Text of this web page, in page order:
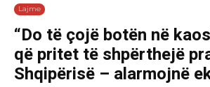
Lajme
“Do të çojë botën në
që pritet të shpërthejë
Shqipërisë – alarmojnë